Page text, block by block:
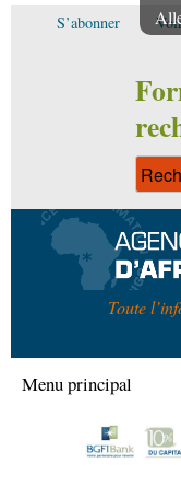
S’abonner
Toute
Menu principal